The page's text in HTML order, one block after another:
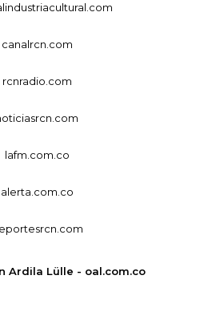
canalrcn.com
rcnradio.com
lafm.com.co
alerta.com.co
Ardila Lülle - oal.com.co